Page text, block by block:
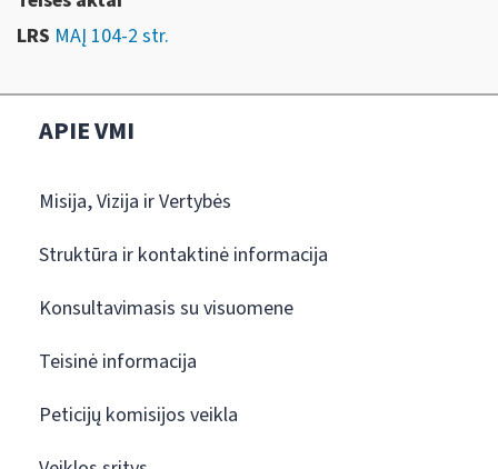
LRS MAĮ 104-2 str.
APIE VMI
Misija, Vizija ir Vertybės
Struktūra ir kontaktinė informacija
Konsultavimasis su visuomene
Teisinė informacija
Peticijų komisijos veikla